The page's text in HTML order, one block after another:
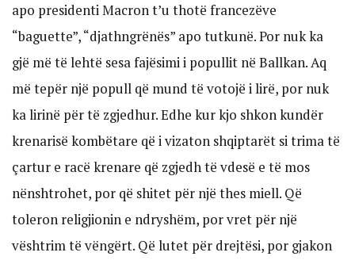
apo presidenti Macron t’u thotë francezëve
“baguette”, “djathngrënës” apo tutkunë. Por nuk ka
gjë më të lehtë sesa fajësimi i popullit në Ballkan. Aq
më tepër një popull që mund të votojë i lirë, por nuk
ka lirinë për të zgjedhur. Edhe kur kjo shkon kundër
krenarisë kombëtare që i vizaton shqiptarët si trima të
çartur e racë krenare që zgjedh të vdesë e të mos
nënshtrohet, por që shitet për një thes miell. Që
toleron religjionin e ndryshëm, por vret për një
vështrim të vëngërt. Që lutet për drejtësi, por gjakon